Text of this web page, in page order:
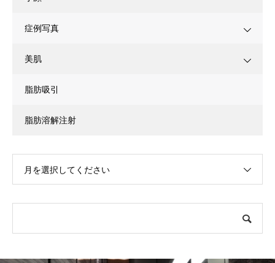
症例写真
美肌
脂肪吸引
脂肪溶解注射
月を選択してください